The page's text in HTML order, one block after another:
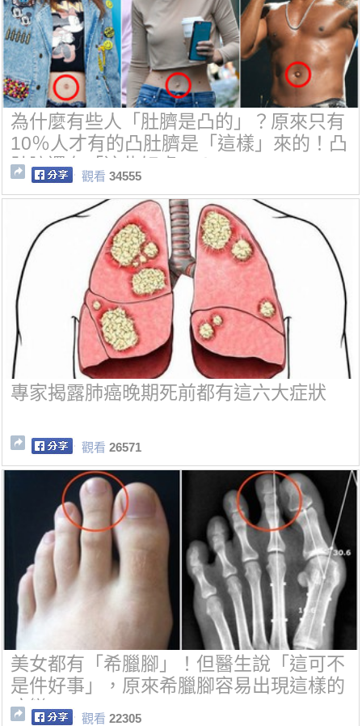
為什麼有些人「肚臍是凸的」？原來只有
10％人才有的凸肚臍是「這樣」來的！凸
肚臍還有「這些好處」！
觀看 34555
專家揭露肺癌晚期死前都有這六大症狀
觀看 26571
美女都有「希臘腳」！但醫生說「這可不
是件好事」，原來希臘腳容易出現這樣的
病變...
觀看 22305